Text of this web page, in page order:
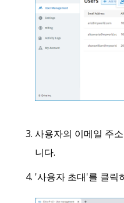
사용자의 이메일 주
니다.
'사용자 초대'를 클릭